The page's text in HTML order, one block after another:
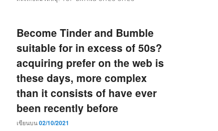
Become Tinder and Bumble
suitable for in excess of 50s?
acquiring prefer on the web is
these days, more complex
than it consists of have ever
been recently before
เขียนบน02/10/2021